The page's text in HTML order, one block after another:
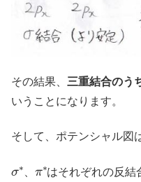
その結果、 三重結合のう
いうことになります。
そして、ポテンシャル図
∗ π∗
はそれぞれの反結